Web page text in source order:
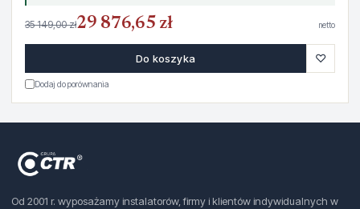
35 149,00 zł29 876,65 zł netto
Do koszyka ♡
Dodaj do porównania
Od 2001 r. wyposażamy instalatorów, firmy i klientów indywidualnych w